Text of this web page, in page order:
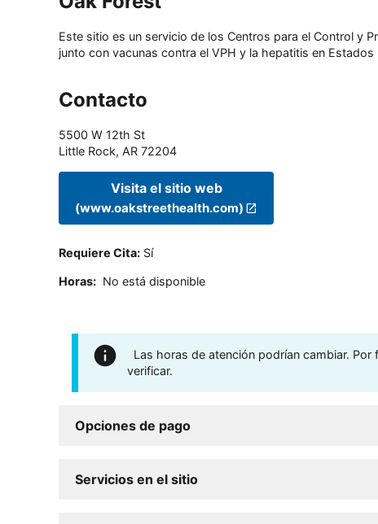
Este sitio es un servicio de los Centros para el Control y
junto con vacunas contra el VPH y la hepatitis en
Contacto
5500 W 12th St
Little Rock, AR 72204
Visita el sitio web
(www.oakstreethealth.com)
Requiere Cita: Sí
Horas: No está disponible
Las horas de atención podrían cambiar.
verificar.
Opciones de pago
Servicios en el sitio